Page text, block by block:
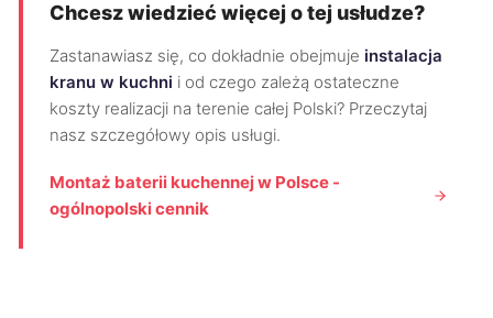
Chcesz wiedzieć więcej o tej usłudze?
Zastanawiasz się, co dokładnie obejmuje instalacja
kranu w kuchni i od czego zależą ostateczne
koszty realizacji na terenie całej Polski? Przeczytaj
nasz szczegółowy opis usługi.
Montaż baterii kuchennej w Polsce -
ogólnopolski cennik